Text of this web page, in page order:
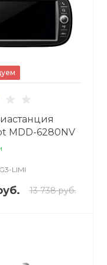
MDD-6280NV
LIMI
13 738 руб.